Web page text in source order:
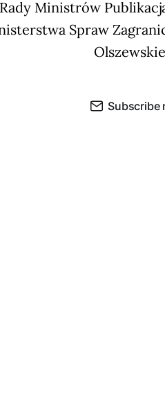
Ministrów
Spraw
Subscribe